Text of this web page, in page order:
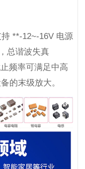
**-12~-16V 电源
总谐波失真
频率可满足中高
的末级放大。